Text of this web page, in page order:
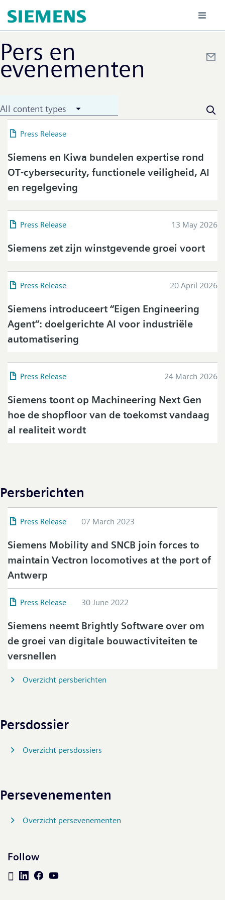
main
content
Pers en
evenementen
All content types
Press Release
Siemens en Kiwa bundelen expertise rond
OT-cybersecurity, functionele veiligheid, AI
en regelgeving
Press Release 13 May 2026
Siemens zet zijn winstgevende groei voort
Press Release 20 April 2026
Siemens introduceert “Eigen Engineering
Agent”: doelgerichte AI voor industriële
automatisering
Press Release 24 March 2026
Siemens toont op Machineering Next Gen
hoe de shopfloor van de toekomst vandaag
al realiteit wordt
Press on Twitter
Please click on "Accept" if you wish to see twitter
content here and accept that your data will be
Please check twitter's data privacy policy for further
information.
Persberichten
Press Release 07 March 2023
Siemens Mobility and SNCB join forces to
maintain Vectron locomotives at the port of
Antwerp
Press Release 30 June 2022
Siemens neemt Brightly Software over om
de groei van digitale bouwactiviteiten te
versnellen
Overzicht persberichten
Persdossier
Overzicht persdossiers
Persevenementen
Overzicht persevenementen
Follow